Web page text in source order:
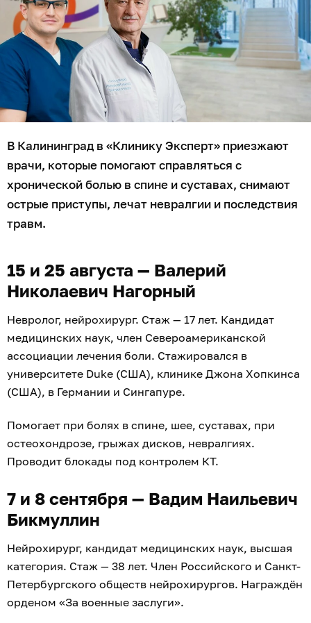
В Калининград в «Клинику Эксперт» приезжают
врачи, которые помогают справляться с
хронической болью в спине и суставах, снимают
острые приступы, лечат невралгии и последствия
травм.
15 и 25 августа — Валерий
Николаевич Нагорный
Невролог, нейрохирург. Стаж — 17 лет. Кандидат
медицинских наук, член Североамериканской
ассоциации лечения боли. Стажировался в
университете Duke (США), клинике Джона Хопкинса
(США), в Германии и Сингапуре.
Помогает при болях в спине, шее, суставах, при
остеохондрозе, грыжах дисков, невралгиях.
Проводит блокады под контролем КТ.
7 и 8 сентября — Вадим Наильевич
Бикмуллин
Нейрохирург, кандидат медицинских наук, высшая
категория. Стаж — 38 лет. Член Российского и Санкт-
Петербургского обществ нейрохирургов. Награждён
орденом «За военные заслуги».